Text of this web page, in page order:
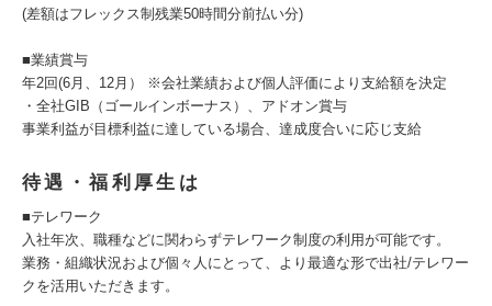
(差額はフレックス制残業50時間分前払い分)
■業績賞与
年2回(6月、12月） ※会社業績および個人評価により支給額を決定
・全社GIB（ゴールインボーナス）、アドオン賞与
事業利益が目標利益に達している場合、達成度合いに応じ支給
待遇・福利厚生は
■テレワーク
入社年次、職種などに関わらずテレワーク制度の利用が可能です。
業務・組織状況および個々人にとって、より最適な形で出社/テレワー
クを活用いただきます。